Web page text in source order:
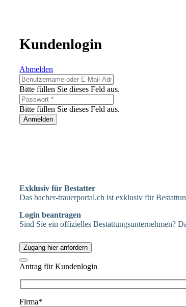
Kundenlogin
Abmelden
Bitte füllen Sie dieses Feld aus.
Bitte füllen Sie dieses Feld aus.
Anmelden
Exklusiv für Bestatter
Das bacher-trauerportal.ch ist exklusiv für
Login beantragen
Sind Sie ein offizielles Bestattungsunternehmen?
Zugang hier anfordern
Antrag für Kundenlogin
Firma*